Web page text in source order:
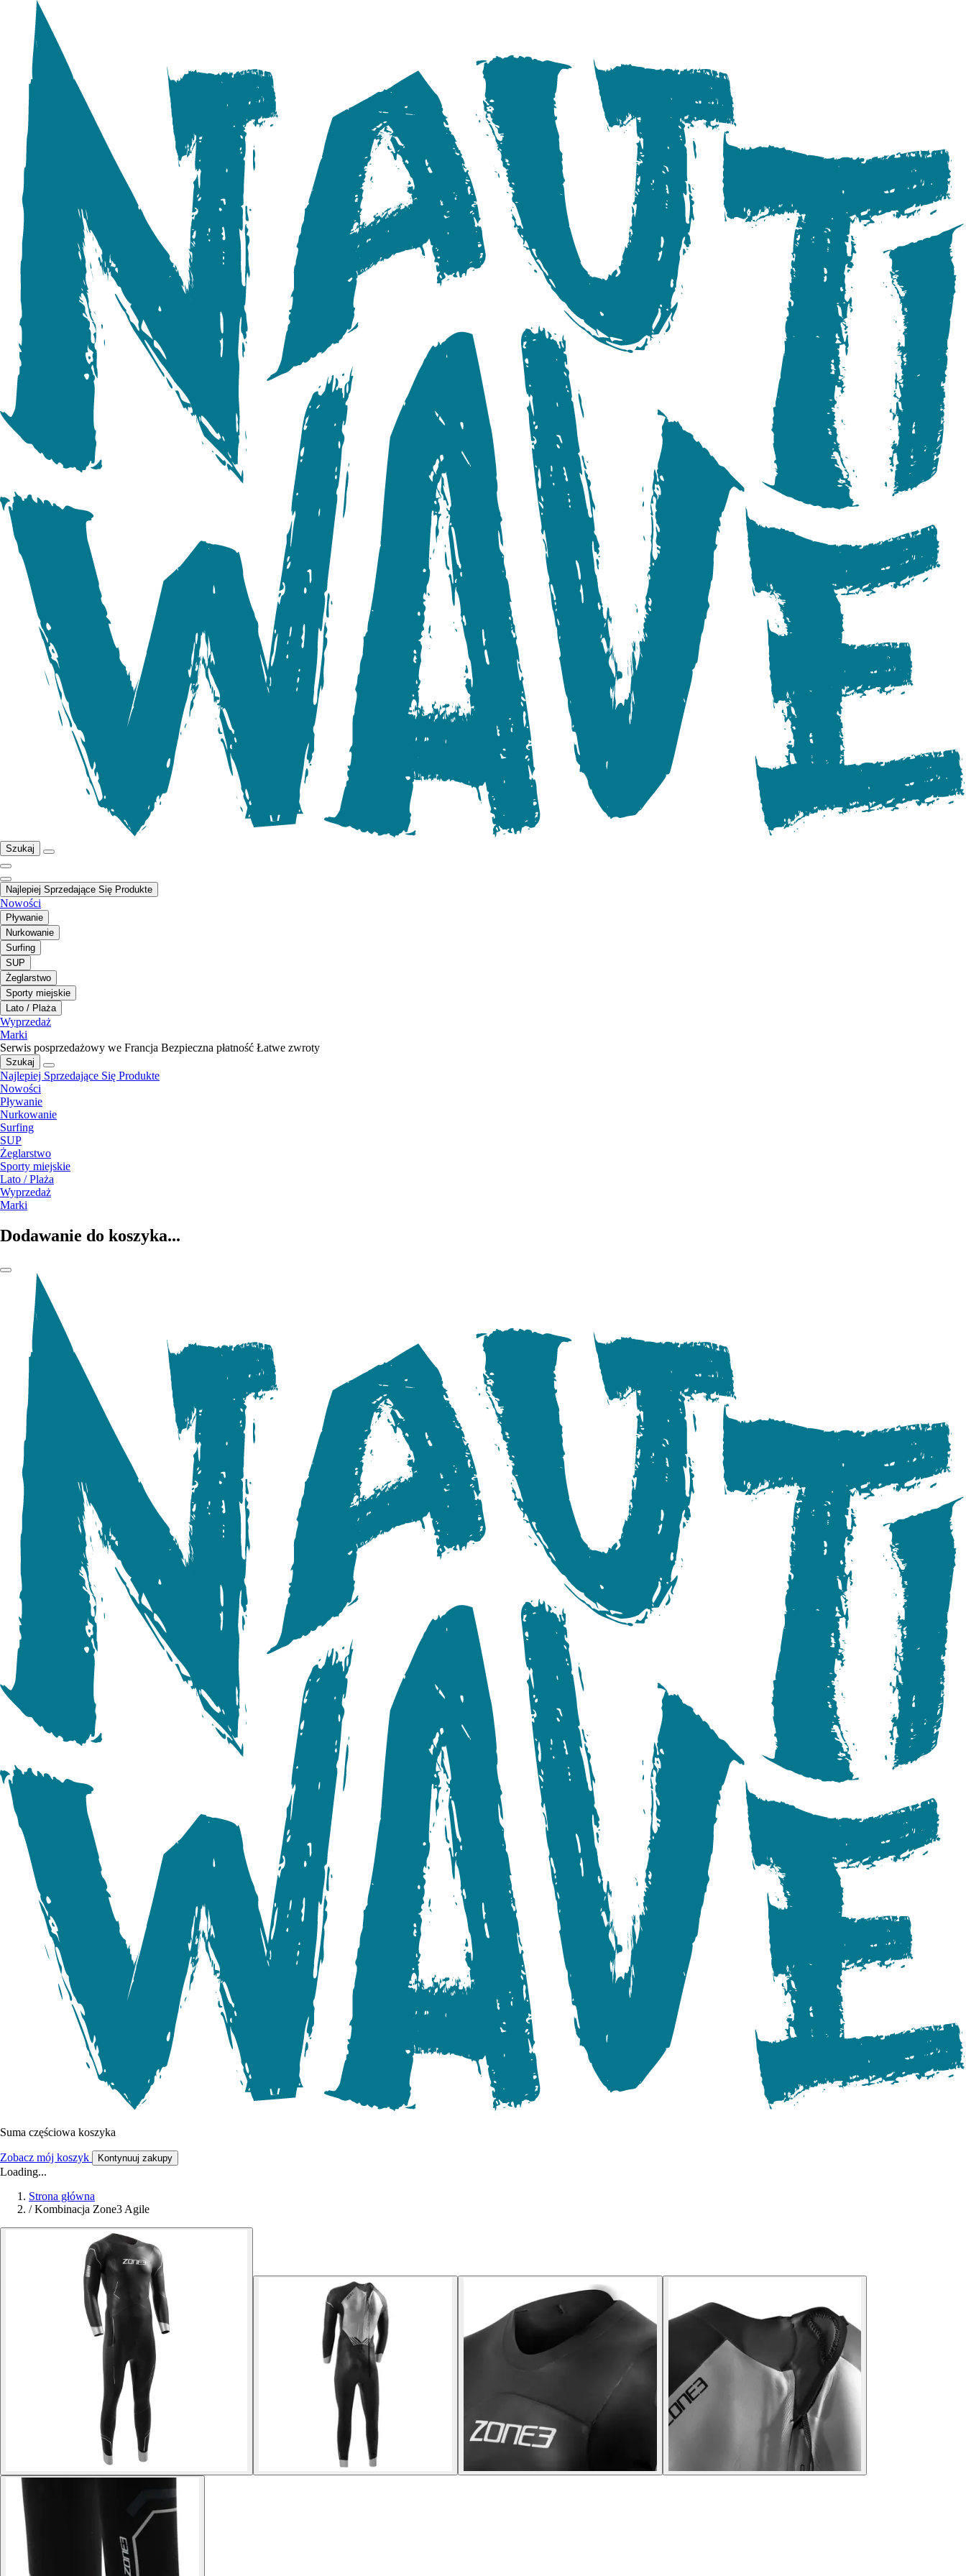
Szukaj
Najlepiej Sprzedające Się Produkte
Nowości
Pływanie
Nurkowanie
Surfing
SUP
Żeglarstwo
Sporty miejskie
Lato / Plaża
Wyprzedaż
Marki
Serwis posprzedażowy we Francja Bezpieczna płatność Łatwe zwroty
Szukaj
Najlepiej Sprzedające Się Produkte
Nowości
Pływanie
Nurkowanie
Surfing
SUP
Żeglarstwo
Sporty miejskie
Lato / Plaża
Wyprzedaż
Marki
Dodawanie do koszyka...
Suma częściowa koszyka
Zobacz mój koszyk Kontynuuj zakupy
Loading...
Strona główna
/ Kombinacja Zone3 Agile